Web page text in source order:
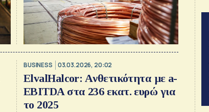
BUSINESS 03.03.2026, 20:02
ElvalHalcor: Aνθετικότητα με a-
EBITDA στα 236 εκατ. ευρώ για
το 2025